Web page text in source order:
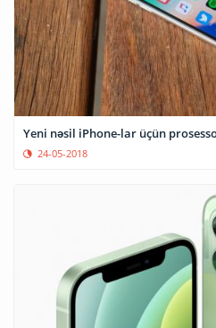
Yeni nəsil iPhone-lar üçün
24-05-2018